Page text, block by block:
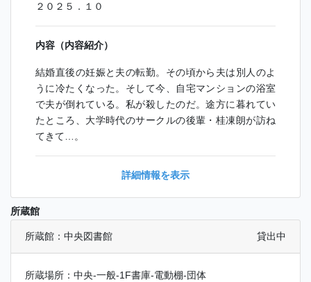
２０２５．１０
内容（内容紹介）
結婚直後の妊娠と夫の転勤。その頃から夫は別人のよ
うに冷たくなった。そして今、自宅マンションの浴室
で夫が倒れている。私が殺したのだ。途方に暮れてい
たところ、大学時代のサークルの後輩・桂凍朗が訪ね
てきて…。
詳細情報を表示
所蔵館
所蔵館：中央図書館 貸出中
所蔵場所：中央-一般-1F書庫-電動棚-団体